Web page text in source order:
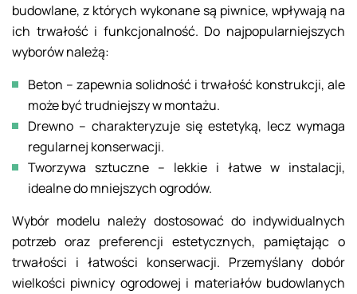
budowlane, z których wykonane są piwnice, wpływają na
ich trwałość i funkcjonalność. Do najpopularniejszych
wyborów należą:
Beton – zapewnia solidność i trwałość konstrukcji, ale
może być trudniejszy w montażu.
Drewno – charakteryzuje się estetyką, lecz wymaga
regularnej konserwacji.
Tworzywa sztuczne – lekkie i łatwe w instalacji,
idealne do mniejszych ogrodów.
Wybór modelu należy dostosować do indywidualnych
potrzeb oraz preferencji estetycznych, pamiętając o
trwałości i łatwości konserwacji. Przemyślany dobór
wielkości piwnicy ogrodowej i materiałów budowlanych